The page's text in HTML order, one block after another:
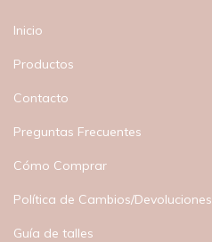
Inicio
Productos
Contacto
Preguntas Frecuentes
Cómo Comprar
Política de Cambios/Devoluciones
Guía de talles